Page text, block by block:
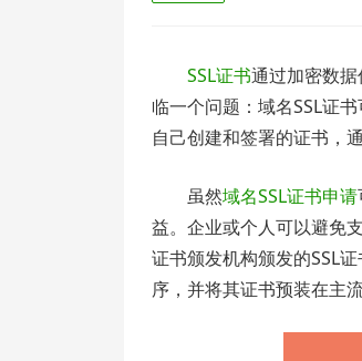
SSL证书通过加密数
临一个问题：域名SSL证
自己创建和签署的证书，
虽然域名SSL证书申请
益。企业或个人可以避免
证书颁发机构颁发的SSL
序，并将其证书预装在主